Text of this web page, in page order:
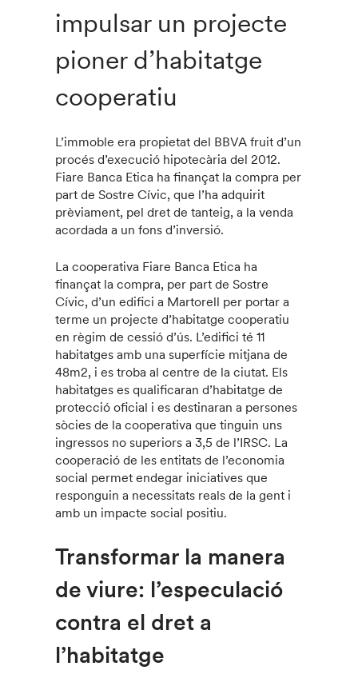
impulsar un projecte
pioner d’habitatge
cooperatiu
L’immoble era propietat del BBVA fruit d’un
procés d’execució hipotecària del 2012.
Fiare Banca Etica ha finançat la compra per
part de Sostre Cívic, que l’ha adquirit
prèviament, pel dret de tanteig, a la venda
acordada a un fons d’inversió.
La cooperativa Fiare Banca Etica ha
finançat la compra, per part de Sostre
Cívic, d’un edifici a Martorell per portar a
terme un projecte d’habitatge cooperatiu
en règim de cessió d’ús. L’edifici té 11
habitatges amb una superfície mitjana de
48m2, i es troba al centre de la ciutat. Els
habitatges es qualificaran d’habitatge de
protecció oficial i es destinaran a persones
sòcies de la cooperativa que tinguin uns
ingressos no superiors a 3,5 de l’IRSC. La
cooperació de les entitats de l’economia
social permet endegar iniciatives que
responguin a necessitats reals de la gent i
amb un impacte social positiu.
Transformar la manera
de viure: l’especulació
contra el dret a
l’habitatge